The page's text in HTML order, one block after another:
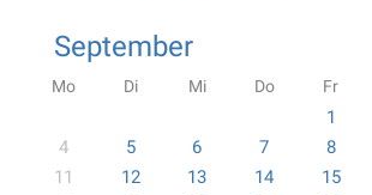
September
Mo Di Mi Do Fr
1
4
5 6 7 8
11
12 13 14 15